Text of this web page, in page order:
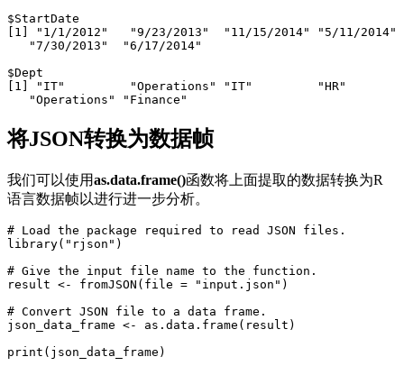
$StartDate
[1] "1/1/2012"   "9/23/2013"  "11/15/2014" "5/11/
   "7/30/2013"  "6/17/2014"
$Dept
[1] "IT"         "Operations" "IT"         "HR"
将JSON转换为数据帧
我们可以使用as.data.frame()函数将上面提取的数据转换为R
语言数据帧以进行进一步分析。
# Load the package required to read JSON files.
library("rjson")
# Give the input file name to the function.
result <- fromJSON(file = "input.json")
# Convert JSON file to a data frame.
json_data_frame <- as.data.frame(result)